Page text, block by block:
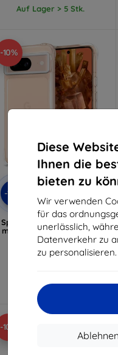
Diese
Ihnen die
bieten zu
Wir verwenden
für das
unerlässlich,
Datenverkehr zu
zu personalisieren.
Ablehnen
Auf Lager > 5 Stk.
-10%
-10%
Rabatt
Gutschein
Spigen Cyrill Ultra Sheer,
matt klar - Google Pixel 8
(ACS06308)
21,90 €
Auf Lager 1 Stk.
-10%